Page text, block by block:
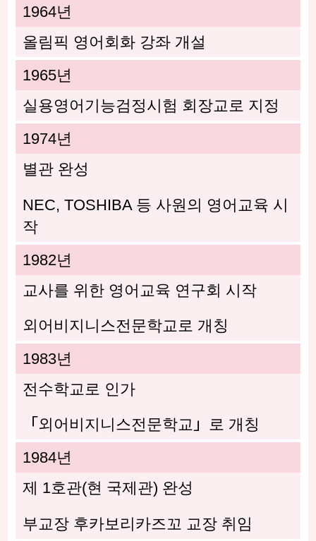
1964년
올림픽 영어회화 강좌 개설
1965년
실용영어기능검정시험 회장교로 지정
1974년
별관 완성
NEC, TOSHIBA 등 사원의 영어교육 시
작
1982년
교사를 위한 영어교육 연구회 시작
외어비지니스전문학교로 개칭
1983년
전수학교로 인가
「외어비지니스전문학교」로 개칭
1984년
제 1호관(현 국제관) 완성
부교장 후카보리카즈꼬 교장 취임